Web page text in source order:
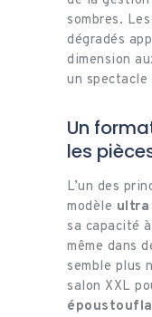
sombres.
dégradés
dimension
un spectacle
Un
les
L’un des
modèle
sa capacité
même dans
semble plus
salon XXL